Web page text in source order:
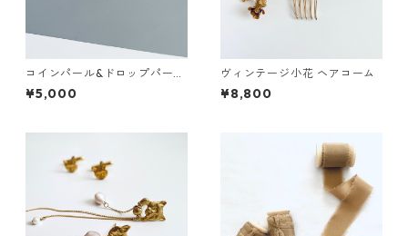
コインパール&ドロップパール
ピアス
¥5,000
ヴィンテージ小花 ヘアコーム
¥8,800